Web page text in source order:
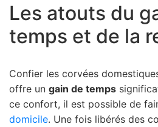
Les atouts du
temps et de la
Confier les corvées
offre un gain de temps
ce confort, il est possible de
domicile. Une fois libérés des